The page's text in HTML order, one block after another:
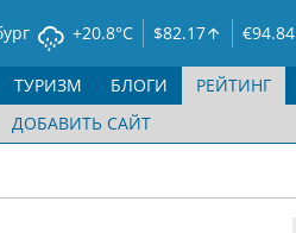
+20.8°C $82.17 €94.84
ТУРИЗМ БЛОГИ
РЕЙТИНГ
ДОБАВИТЬ САЙТ